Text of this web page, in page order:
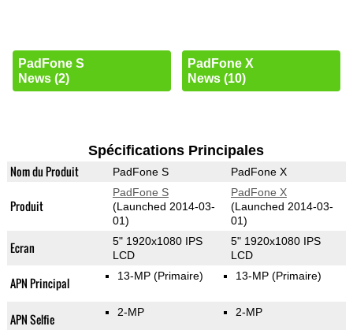
PadFone S
News (2)
PadFone X
News (10)
Spécifications Principales
Nom du Produit PadFone S PadFone X
Produit
PadFone S
(Launched 2014-03-
01)
PadFone X
(Launched 2014-03-
01)
Ecran
5" 1920x1080 IPS
LCD
5" 1920x1080 IPS
LCD
APN Principal 13-MP (Primaire) 13-MP (Primaire)
APN Selfie 2-MP 2-MP